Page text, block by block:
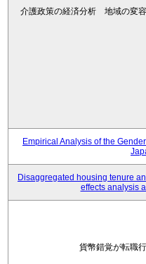
介護政策の経済分析 地域の変
Empirical Analysis of the
Disaggregated housing tenure
effects analysis
貨幣錯覚が転職